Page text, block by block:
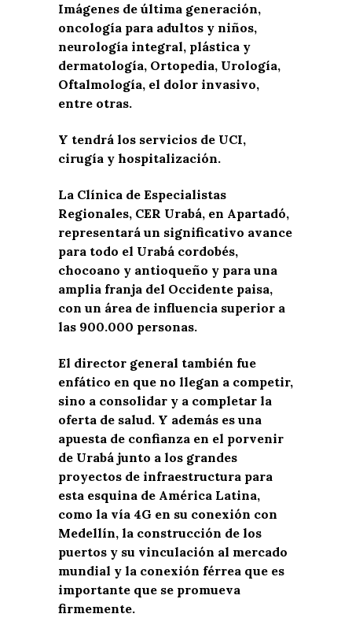
Imágenes de última generación,
oncología para adultos y niños,
neurología integral, plástica y
dermatología, Ortopedia, Urología,
Oftalmología, el dolor invasivo,
entre otras.
Y tendrá los servicios de UCI,
cirugía y hospitalización.
La Clínica de Especialistas
Regionales, CER Urabá, en Apartadó,
representará un significativo avance
para todo el Urabá cordobés,
chocoano y antioqueño y para una
amplia franja del Occidente paisa,
con un área de influencia superior a
las 900.000 personas.
El director general también fue
enfático en que no llegan a competir,
sino a consolidar y a completar la
oferta de salud. Y además es una
apuesta de confianza en el porvenir
de Urabá junto a los grandes
proyectos de infraestructura para
esta esquina de América Latina,
como la vía 4G en su conexión con
Medellín, la construcción de los
puertos y su vinculación al mercado
mundial y la conexión férrea que es
importante que se promueva
firmemente.